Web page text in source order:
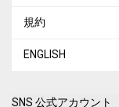
規約
ENGLISH
SNS 公式アカウント